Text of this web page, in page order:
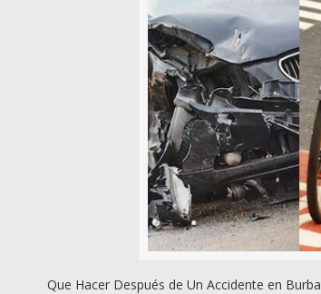
Que Hacer Después de Un Accidente en